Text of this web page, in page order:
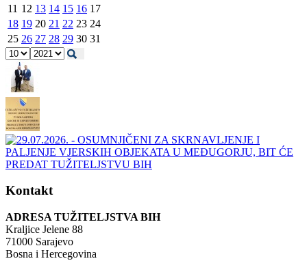
11 12 13 14 15 16 17
18 19 20 21 22 23 24
25 26 27 28 29 30 31
Kontakt
ADRESA TUŽITELJSTVA BIH
Kraljice Jelene 88
71000 Sarajevo
Bosna i Hercegovina